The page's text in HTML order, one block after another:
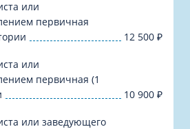
или
первичная
12 500 ₽
или
первичная (1
10 900 ₽
или заведующего